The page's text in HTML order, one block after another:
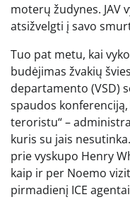
moterų žudynes. JAV
atsižvelgti į savo
Tuo pat metu, kai
budėjimas žvakių
departamento (VSD)
spaudos
teroristu“ –
kuris su jais
prie vyskupo Henry
kaip ir per Noemo
pirmadienį ICE